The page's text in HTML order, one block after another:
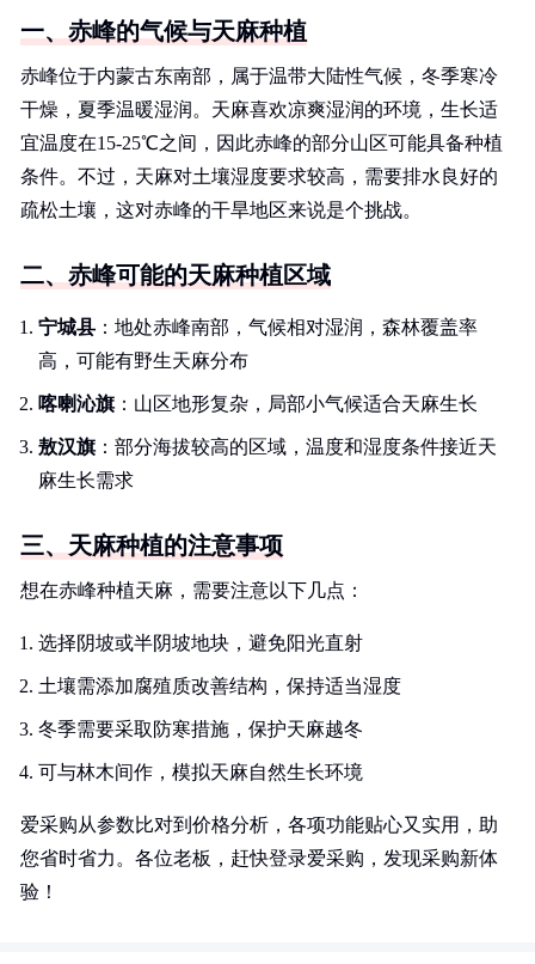
一、赤峰的气候与天麻种植
赤峰位于内蒙古东南部，属于温带大陆性气候，冬季寒冷
干燥，夏季温暖湿润。天麻喜欢凉爽湿润的环境，生长适
宜温度在15-25℃之间，因此赤峰的部分山区可能具备种植
条件。不过，天麻对土壤湿度要求较高，需要排水良好的
疏松土壤，这对赤峰的干旱地区来说是个挑战。
二、赤峰可能的天麻种植区域
宁城县 ：地处赤峰南部，气候相对湿润，森林覆盖率
高，可能有野生天麻分布
喀喇沁旗：山区地形复杂，局部小气候适合天麻生长
敖汉旗：部分海拔较高的区域，温度和湿度条件接近天
麻生长需求
三、天麻种植的注意事项
想在赤峰种植天麻，需要注意以下几点：
选择阴坡或半阴坡地块，避免阳光直射
土壤需添加腐殖质改善结构，保持适当湿度
冬季需要采取防寒措施，保护天麻越冬
可与林木间作，模拟天麻自然生长环境
爱采购从参数比对到价格分析，各项功能贴心又实用，助
您省时省力。各位老板，赶快登录爱采购，发现采购新体
验！